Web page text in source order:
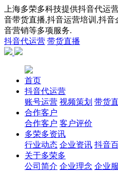
上海多荣多科技提供抖音代运
音带货直播,抖音运营培训,抖
音营销等多项服务.
抖音代运营 带货直播
首页
抖音代运营
账号运营 视频策划 带货
合作客户
合作客户 客户评价
多荣多资讯
行业动态 企业资讯 抖音
关于多荣多
公司简介 企业理念 企业